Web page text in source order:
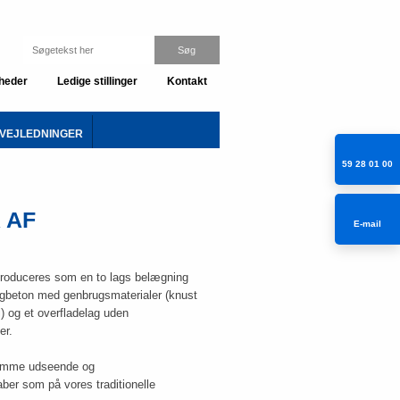
59 28 01 00
E-mail​
Ledige stillinger Kontakt
AF
som en to lags belægning
med genbrugsmaterialer (knust
og et overfladelag uden
udseende og
som på vores traditionelle